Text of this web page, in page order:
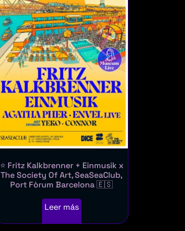
⭐ Fritz Kalkbrenner + Einmusik x
The Society Of Art, SeaSeaClub,
Port Fòrum Barcelona 🇪🇸
Leer más